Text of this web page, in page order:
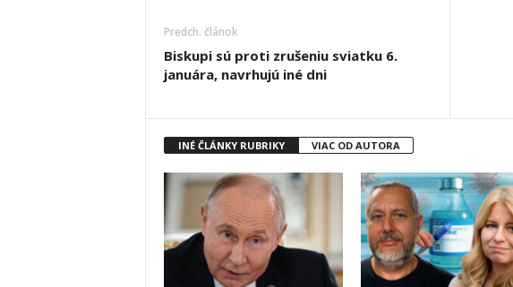
Predch. článok
Biskupi sú proti zrušeniu sviatku 6.
januára, navrhujú iné dni
INÉ ČLÁNKY RUBRIKY VIAC OD AUTORA